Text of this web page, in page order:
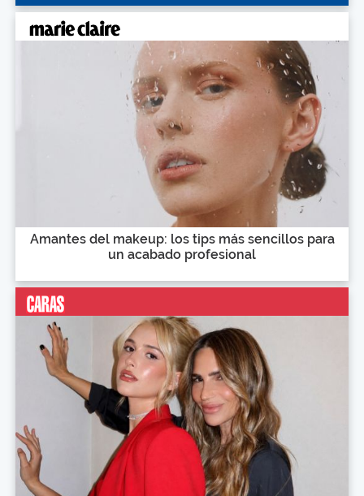
Amantes del makeup: los tips más sencillos para
un acabado profesional